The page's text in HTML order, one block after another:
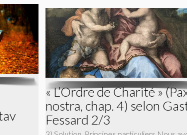
« L’Ordre de Charité »
nostra, chap. 4) selon
Fessard 2/3